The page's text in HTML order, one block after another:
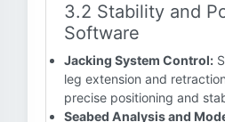
3.2 Stability and
Software
Jacking System Control:
leg extension and
precise positioning and
Seabed Analysis and